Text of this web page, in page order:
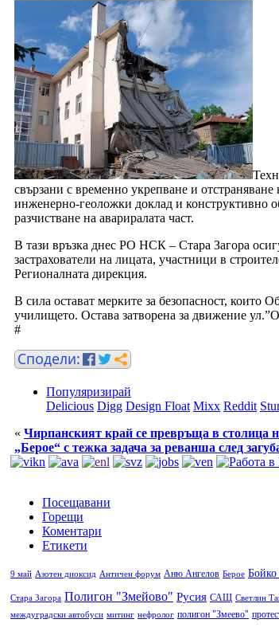
свързани с временно укрепване и
инженерно-геоложки доклад и конструктивно
разчистване на авариралата част.
В тази връзка днес РО НСК – Стара Загора
застрахователи на лицата, участници в
Регионалната дирекция.
В сила остават мерките за безопасност, които
училището. Остава затворена за движение
#
Популяризирай
Delicious Digg Design Float Mixx Reddit
« Чирпанският край се превръща в столица
„Берое“ с тежка задача за реванша след
Посещавани
Горещи
Коментари
Етикети
9 май Азотен диоксид Античен форум Аню Ангелов Берое Бойко
Стара Загора Полигон "Змейово" Русия САЩ Светлин
междуградски автобуси митинг нефролог полигон "Змеево"